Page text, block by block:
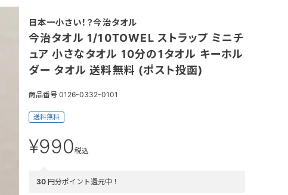
日本一小さい！？今治タオル
今治タオル 1/10TOWEL ストラップ ミニチ
ュア 小さなタオル 10分の1タオル キーホル
ダー タオル 送料無料 (ポスト投函)
商品番号 0126-0332-0101
送料無料
¥990税込
30 円分ポイント還元中！